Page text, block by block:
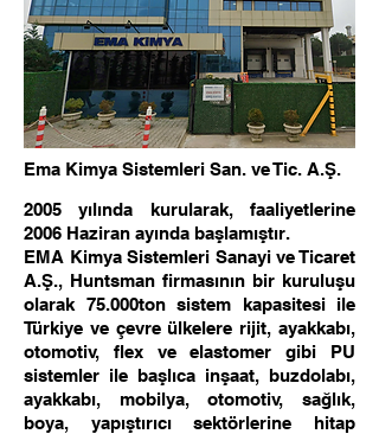
Ema Kimya Sistemleri San. ve Tic. A.Ş.
2005 yılında kurularak, faaliyetlerine
2006 Haziran ayında başlamıştır.
EMA Kimya Sistemleri Sanayi ve Ticaret
A.Ş., Huntsman firmasının bir kuruluşu
olarak 75.000ton sistem kapasitesi ile
Türkiye ve çevre ülkelere rijit, ayakkabı,
otomotiv, flex ve elastomer gibi PU
sistemler ile başlıca inşaat, buzdolabı,
ayakkabı, mobilya, otomotiv, sağlık,
boya, yapıştırıcı sektörlerine hitap